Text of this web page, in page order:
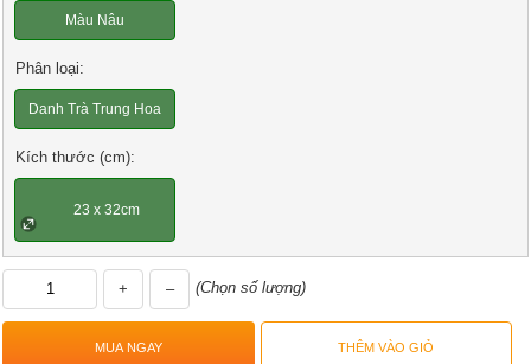
Màu Nâu
Phân loại:
Danh Trà Trung Hoa
Kích thước (cm):
23 x 32cm
+ – (Chọn số lượng)